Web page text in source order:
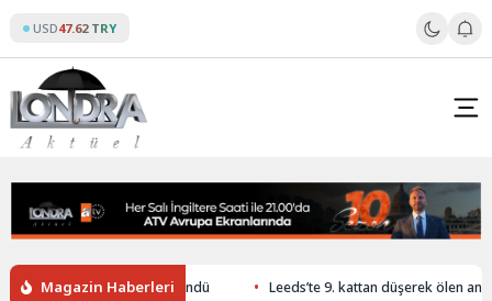
content
USD47.62 TRY
Magazin Haberleri
50 sığınmacı geri döndü Leeds’te 9. kattan düşerek ölen